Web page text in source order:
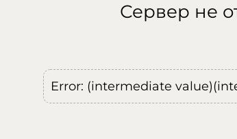
Сервер не
Error: (intermediate